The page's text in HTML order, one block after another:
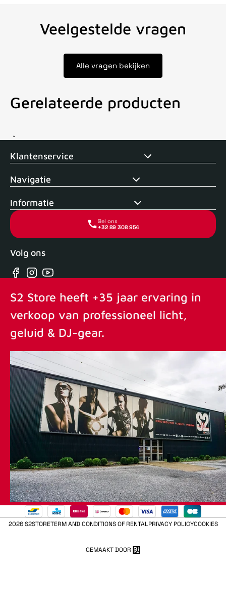
Veelgestelde vragen
Alle vragen bekijken
Gerelateerde producten
Voor 15uur besteld, zelfde dag verstuurd Echte winkel +35
Klantenservice
Navigatie
Informatie
Bel ons
+32 89 308 954
Volg ons
Facebook
Instagram
YouTube
S2 Store heeft +35 jaar ervaring in
verkoop van professioneel licht,
geluid & DJ-gear.
2026 S2STORETERM AND CONDITIONS OF RENTALPRIVACY POLICYCOOKIES
GEMAAKT DOOR